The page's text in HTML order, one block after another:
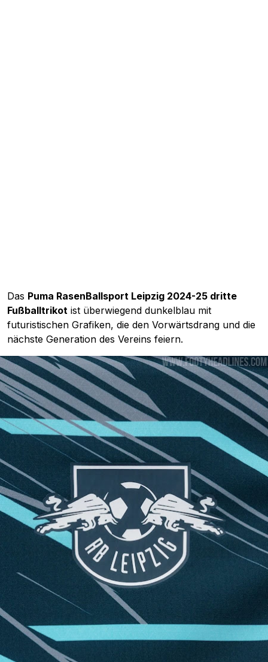
Das Puma RasenBallsport Leipzig 2024-25 dritte
Fußballtrikot ist überwiegend dunkelblau mit
futuristischen Grafiken, die den Vorwärtsdrang und die
nächste Generation des Vereins feiern.